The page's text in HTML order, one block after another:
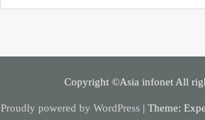
Copyright ©Asia infonet All
Proudly powered by WordPress | Theme: